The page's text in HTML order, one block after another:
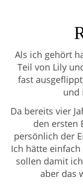
Als ich gehört
Teil von Lily
fast
und
Da bereits vier
den ersten
persönlich der
Ich hätte
sollen damit
aber das